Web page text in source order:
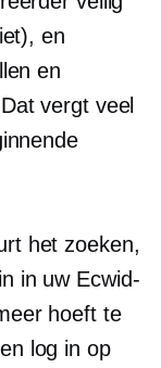
en
en
vergt veel
het zoeken,
in uw Ecwid-
hoeft te
log in op